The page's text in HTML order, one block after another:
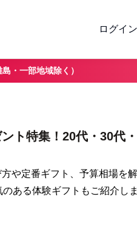
ログイ
・一部地域除く）
ト特集！20代・30代
や定番ギフト、予算相場を
ある体験ギフトもご紹介しま